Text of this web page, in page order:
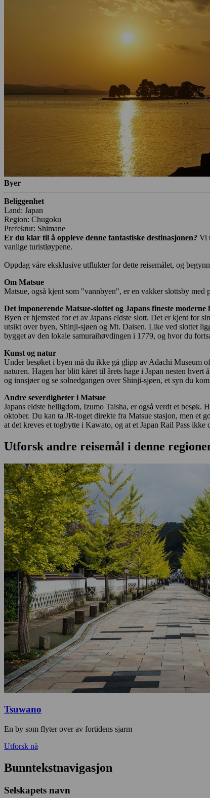
Byer
Beliggenhet
Land: Japan
Region: Chugoku
Prefektur: Shimane
Er du klar til å oppleve denne fantastiske destinasjonen? Vi
vanlige turistløypene.
Oppdag våre eksklusive utflukter for dette reisemålet, og
Om Matsue
Matsue, også kjent som "vannbyen", er en vakker slottsby med
Det imponerende Matsue-slottet og Japans fineste moderne
Byen er hjemsted for et av Japans eldste slott. Det er kjent for
utsikt over byen, Shinji-sjøen og Mt. Daisen. Like ved slottet
bygget av den lokale samuraihøvdingen i 1779, og hvor du
Kunst og natur
Under besøket i byen må du ikke gå glipp av Adachi Museum
naturen. Hagen har blitt kåret til årets hage i Japan nesten
og innsjøer og se solnedgangen over Shinji-sjøen, et syn du
Andre severdigheter i Matsue
Japans eldste helligdom, Izumo Taisha, er også verdt et
oktober. Du kan ta JR-toget direkte fra Matsue stasjon, men et
at det kreves et togbytte i Kawato, og at et Japan Rail Pass ikke
Utforsk andre reisemål i denne
Tsuwano
En by som flyter over av fortidens sjarm
Utforsk nå
Bunntekstnavigasjon
Selskapets navn